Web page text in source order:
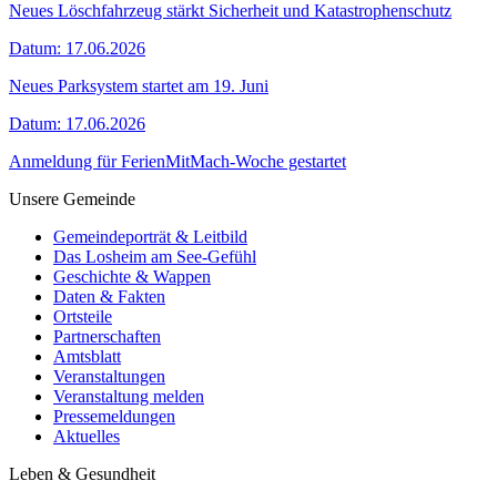
Neues Löschfahrzeug stärkt Sicherheit und Katastrophenschutz
Datum: 17.06.2026
Neues Parksystem startet am 19. Juni
Datum: 17.06.2026
Anmeldung für FerienMitMach-Woche gestartet
Unsere Gemeinde
Gemeindeporträt & Leitbild
Das Losheim am See-Gefühl
Geschichte & Wappen
Daten & Fakten
Ortsteile
Partnerschaften
Amtsblatt
Veranstaltungen
Veranstaltung melden
Pressemeldungen
Aktuelles
Leben & Gesundheit